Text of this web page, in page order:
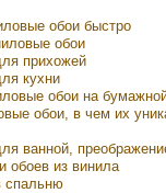
обои быстро
обои
прихожей
кухни
обои на
обои, в чем их
ванной,
обоев из винила
спальню